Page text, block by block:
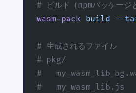
# ビルド（npmパッケージ
wasm-pack build --
# 生成されるファイル
# pkg/
#
#   my_wasm_lib.js